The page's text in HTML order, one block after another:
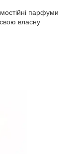
парфуми
власну